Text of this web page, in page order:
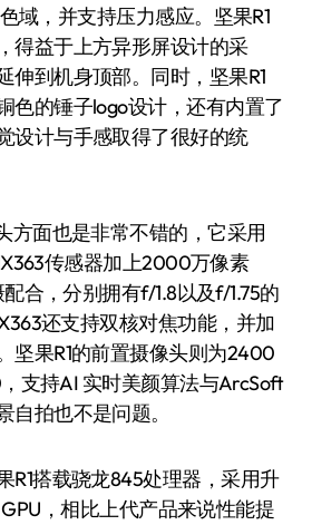
域，并支持压力感应。坚果R1
得益于上方异形屏设计的采
伸到机身顶部。同时，坚果R1
色的锤子logo设计，还有内置了
设计与手感取得了很好的统
面也是非常不错的，它采用
传感器加上2000万像素
合，分别拥有f/1.8以及f/1.75的
还支持双核对焦功能，并加
坚果R1的前置摄像头则为2400
支持AI 实时美颜算法与ArcSoft
自拍也不是问题。
搭载骁龙845处理器，采用升
，相比上代产品来说性能提